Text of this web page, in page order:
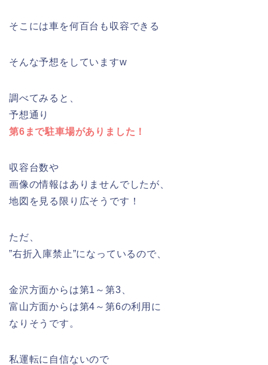
そこには車を何百台も収容できる
そんな予想をしていますw
調べてみると、
予想通り
第6まで駐車場がありました！
収容台数や
画像の情報はありませんでしたが、
地図を見る限り広そうです！
ただ、
”右折入庫禁止”になっているので、
金沢方面からは第1～第3、
富山方面からは第4～第6の利用に
なりそうです。
私運転に自信ないので